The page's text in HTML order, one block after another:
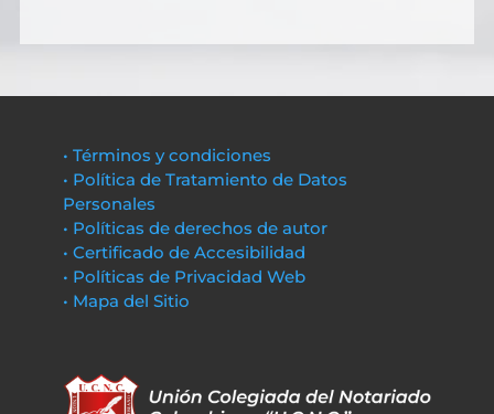
• Términos y condiciones
• Política de Tratamiento de Datos
Personales
• Políticas de derechos de autor
• Certificado de Accesibilidad
• Políticas de Privacidad Web
• Mapa del Sitio